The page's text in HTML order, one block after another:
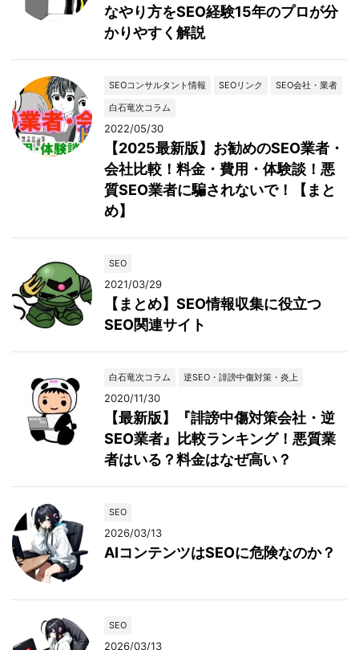
なやり方をSEO経験15年のプロが分
かりやすく解説
SEOコンサルタント情報 SEOリンク
SEO会社・業者
白石竜次コラム
2022/05/30
【2025最新版】お勧めのSEO業者・
会社比較！料金・費用・体験談！悪
質SEO業者に騙されないで！【まと
め】
SEO
2021/03/29
【まとめ】SEO情報収集に役立つ
SEO関連サイト
白石竜次コラム 逆SEO・誹謗中傷対策・炎上
2020/11/30
【最新版】『誹謗中傷対策会社・逆
SEO業者』比較ランキング！悪質業
者はいる？料金はなぜ高い？
SEO
2026/03/13
AIコンテンツはSEOに危険なのか？
SEO
2026/03/13